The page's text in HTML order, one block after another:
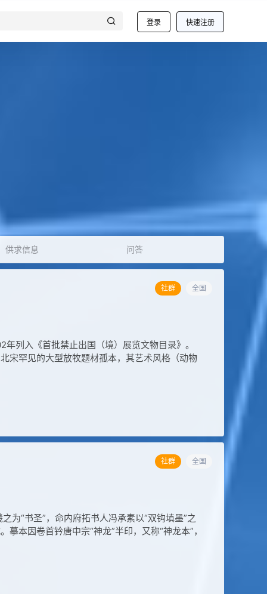
登录 快速注册
供求信息 问答
社群
全国
列入《首批禁止出国（境）展览文物目录》。
宋罕见的大型放牧题材孤本，其艺术风格（动物
社群
全国
为“书圣”，命内府拓书人冯承素以“双钩填墨”之
本因卷首钤唐中宗“神龙”半印，又称“神龙本”，